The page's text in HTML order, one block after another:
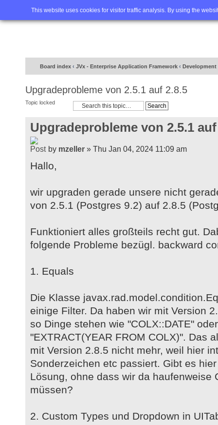
This website uses cookies for visitor traffic analysis. By using the
Home FAQ Advanced
Board index ‹ JVx - Enterprise Application Framework ‹ Development
Upgradeprobleme von 2.5.1 auf 2.8.5
Topic locked
Upgradeprobleme von 2.5.1 auf
by mzeller » Thu Jan 04, 2024 11:09 am
Hallo,
wir upgraden gerade unsere nicht
von 2.5.1 (Postgres 9.2) auf 2.8.5
Funktioniert alles großteils recht gut.
folgende Probleme bezügl. backward
1. Equals
Die Klasse
einige Filter. Da haben wir mit Version
so Dinge stehen wie "COLX::DATE"
"EXTRACT(YEAR FROM COLX)". Das
mit Version 2.8.5 nicht mehr, weil hier
Sonderzeichen etc passiert. Gibt es
Lösung, ohne dass wir da haufenweise
müssen?
2. Custom Types und Dropdown in